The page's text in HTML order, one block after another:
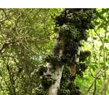
沒有繪師賦予的明顯特
時又該怎麼分別誰是誰
樣的煩惱，對許多賞鯨
灰灰的、嘴巴長長的然
海豚之間能夠輕易分辨
期穩定存在，且容易觀